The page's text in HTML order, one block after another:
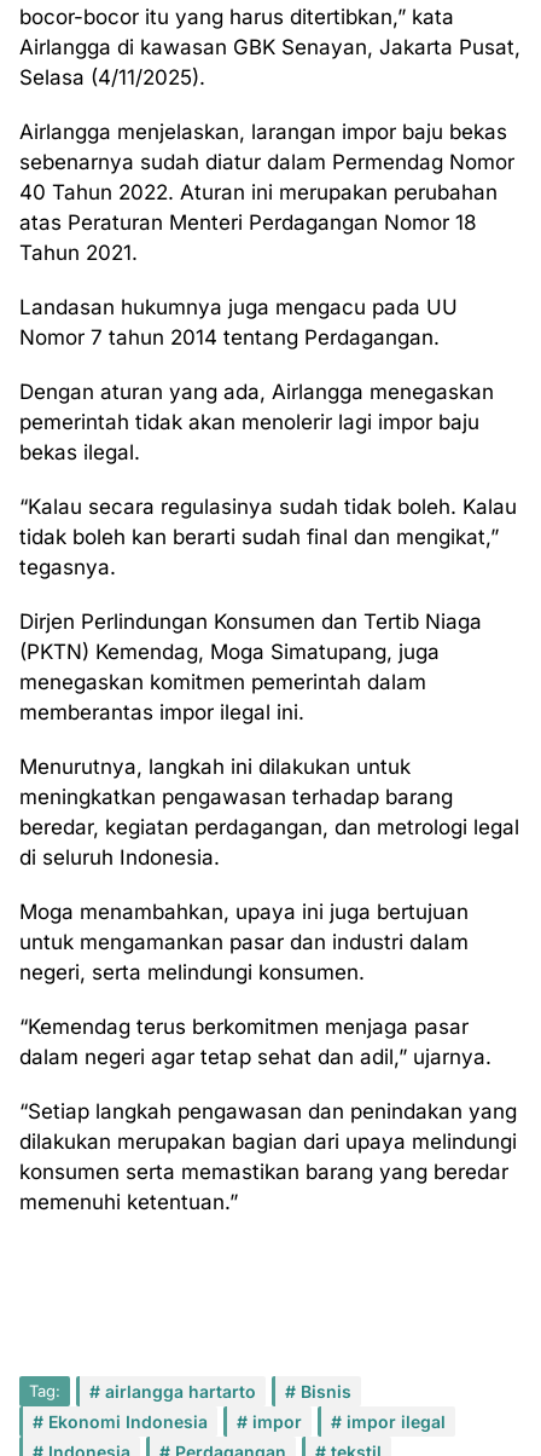
bocor-bocor itu yang harus ditertibkan,” kata
Airlangga di kawasan GBK Senayan, Jakarta Pusat,
Selasa (4/11/2025).
Airlangga menjelaskan, larangan impor baju bekas
sebenarnya sudah diatur dalam Permendag Nomor
40 Tahun 2022. Aturan ini merupakan perubahan
atas Peraturan Menteri Perdagangan Nomor 18
Tahun 2021.
Landasan hukumnya juga mengacu pada UU
Nomor 7 tahun 2014 tentang Perdagangan.
Dengan aturan yang ada, Airlangga menegaskan
pemerintah tidak akan menolerir lagi impor baju
bekas ilegal.
“Kalau secara regulasinya sudah tidak boleh. Kalau
tidak boleh kan berarti sudah final dan mengikat,”
tegasnya.
Dirjen Perlindungan Konsumen dan Tertib Niaga
(PKTN) Kemendag, Moga Simatupang, juga
menegaskan komitmen pemerintah dalam
memberantas impor ilegal ini.
Menurutnya, langkah ini dilakukan untuk
meningkatkan pengawasan terhadap barang
beredar, kegiatan perdagangan, dan metrologi legal
di seluruh Indonesia.
Moga menambahkan, upaya ini juga bertujuan
untuk mengamankan pasar dan industri dalam
negeri, serta melindungi konsumen.
“Kemendag terus berkomitmen menjaga pasar
dalam negeri agar tetap sehat dan adil,” ujarnya.
“Setiap langkah pengawasan dan penindakan yang
dilakukan merupakan bagian dari upaya melindungi
konsumen serta memastikan barang yang beredar
memenuhi ketentuan.”
Tag: airlangga hartarto
Bisnis
Ekonomi Indonesia
impor
impor ilegal
Indonesia
Perdagangan tekstil